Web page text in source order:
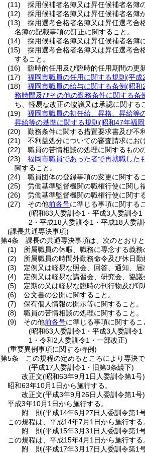
(11)
採用候補者名簿又は昇任候補者名簿
(12)
採用候補者名簿又は昇任候補者名簿
(13)
採用選考合格者名簿又は昇任選考合
名簿の記載事項の訂正に関すること。
(14)
採用候補者名簿又は昇任候補者名簿
(15)
採用選考合格者名簿又は昇任選考合
すること。
(16)
臨時的任用及び臨時的任用期間の更
(17)
福岡市職員の任用に関する規則 (平成
(18)
福岡市職員の給与に関する条例(昭和
務時間及びその他の勤務条件に関する条
ち、軽易な改正の協議又は承認に関する
(19)
福岡市職員の初任給、昇格、昇給等
昇給等の基準に関する規則 (昭和47年福
(20)
勤務条件に関する措置要求書及び不
(21)
不利益処分についての審査請求にお
(22)
職員の苦情相談の処理に関するもの
(23)
福岡市職員であった者で再就職した
関すること。
(24)
職員団体の登録事項の変更に関するこ
(25)
労働基準監督機関の職権行使に関し
(26)
労働基準監督機関の職権行使に関す
(27)
その他前各号に準じる事項に関する
(昭和63人委訓令1・平成3人委訓令
2・平成18人委訓令1・平成18人委
(課長共通専決事項)
第4条
課長の共通専決事項は、次のとおりと
(1)
所属職員の休暇、職務に専念する義
(2)
所属職員の時間外勤務命令及び休日勤
(3)
定例又は軽易な照会、回答、通知、届
(4)
定例又は軽易な講習会、研究会、協
(5)
定期の又は軽易な臨時の刊行物及び印
(6)
公文書の公開に関すること。
(7)
保有個人情報の開示等に関すること。
(8)
職員の苦情相談の処理に関すること。
(9)
その他前各号に準じる事項に関するこ
(昭和63人委訓令1・平成3人委訓令
1・令和2人委訓令1・一部改正)
(重要異例事項に関する特例)
第5条
この規程の定めるところにより専決
(平成17人委訓令1・旧第3条繰下)
改正文(昭和63年9月1日 人委訓令第1号)
昭和63年10月1日から施行する。
改正文(平成3年9月26日 人委訓令第1号)
平成3年10月1日から施行する。
附 則(平成14年6月27日 人委訓令第1
この規程は、平成14年7月1日から施行する
附 則(平成15年3月31日 人委訓令第1
この規程は、平成15年4月1日から施行する
附 則(平成17年3月17日 人委訓令第1